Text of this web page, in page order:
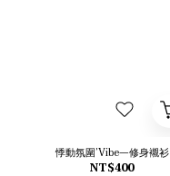
悸動氛圍’Vibe—修身襯衫
NT$400